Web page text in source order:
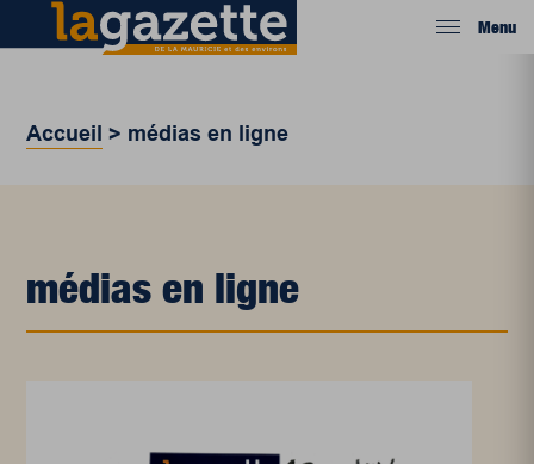
Menu
Accueil > médias en ligne
médias en ligne